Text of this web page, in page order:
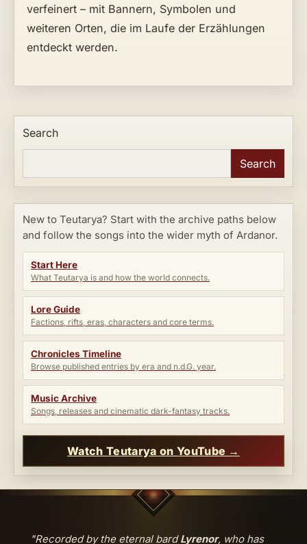
verfeinert – mit Bannern, Symbolen und
weiteren Orten, die im Laufe der Erzählungen
entdeckt werden.
Search
Search
New to Teutarya? Start with the archive paths below
and follow the songs into the wider myth of Ardanor.
Start Here
What Teutarya is and how the world connects.
Lore Guide
Factions, rifts, eras, characters and core terms.
Chronicles Timeline
Browse published entries by era and n.d.G. year.
Music Archive
Songs, releases and cinematic dark-fantasy tracks.
Watch Teutarya on YouTube →
"Recorded by the eternal bardLyrenor, who has